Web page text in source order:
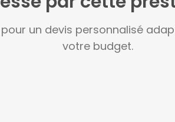
un devis personnalisé
votre budget.